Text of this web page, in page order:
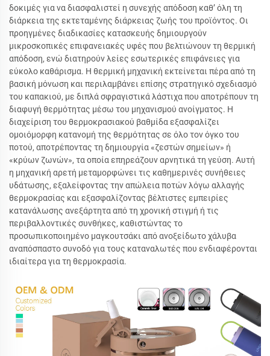
δοκιμές για να διασφαλιστεί η συνεχής απόδοση καθ’ όλη τη
διάρκεια της εκτεταμένης διάρκειας ζωής του προϊόντος. Οι
προηγμένες διαδικασίες κατασκευής δημιουργούν
μικροσκοπικές επιφανειακές υφές που βελτιώνουν τη θερμική
απόδοση, ενώ διατηρούν λείες εσωτερικές επιφάνειες για
εύκολο καθάρισμα. Η θερμική μηχανική εκτείνεται πέρα από τη
βασική μόνωση και περιλαμβάνει επίσης στρατηγικό σχεδιασμό
του καπακιού, με διπλά σφραγιστικά λάστιχα που αποτρέπουν τη
διαφυγή θερμότητας μέσω του μηχανισμού ανοίγματος. Η
διαχείριση του θερμοκρασιακού βαθμίδα εξασφαλίζει
ομοιόμορφη κατανομή της θερμότητας σε όλο τον όγκο του
ποτού, αποτρέποντας τη δημιουργία «ζεστών σημείων» ή
«κρύων ζωνών», τα οποία επηρεάζουν αρνητικά τη γεύση. Αυτή
η μηχανική αρετή μεταμορφώνει τις καθημερινές συνήθειες
υδάτωσης, εξαλείφοντας την απώλεια ποτών λόγω αλλαγής
θερμοκρασίας και εξασφαλίζοντας βέλτιστες εμπειρίες
κατανάλωσης ανεξάρτητα από τη χρονική στιγμή ή τις
περιβαλλοντικές συνθήκες, καθιστώντας το
προσωπικοποιημένο μαγκουτσάκι από ανοξείδωτο χάλυβα
αναπόσπαστο συνοδό για τους καταναλωτές που ενδιαφέρονται
ιδιαίτερα για τη θερμοκρασία.